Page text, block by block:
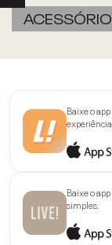
Baixe o app
Baixe o app
simples.